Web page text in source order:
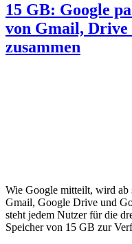
15 GB: Google
von Gmail, Drive
zusammen
Wie Google mitteilt, wird ab
Gmail, Google Drive und
steht jedem Nutzer für die
Speicher von 15 GB zur